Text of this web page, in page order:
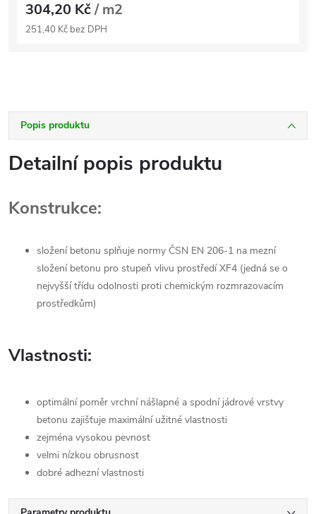
304,20 Kč/ m2
251,40 Kč bez DPH
Popis produktu
Detailní popis produktu
Konstrukce:
složení betonu splňuje normy ČSN EN 206-1 na mezní
složení betonu pro stupeň vlivu prostředí XF4 (jedná se o
nejvyšší třídu odolnosti proti chemickým rozmrazovacím
prostředkům)
Vlastnosti:
optimální poměr vrchní nášlapné a spodní jádrové vrstvy
betonu zajišťuje maximální užitné vlastnosti
zejména vysokou pevnost
velmi nízkou obrusnost
dobré adhezní vlastnosti